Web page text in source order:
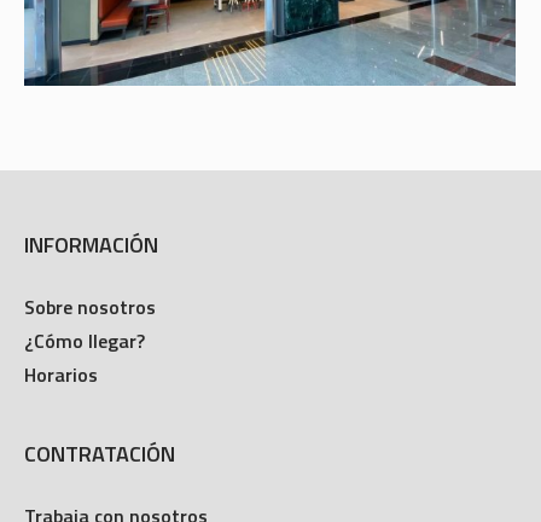
INFORMACIÓN
Sobre nosotros
¿Cómo llegar?
Horarios
CONTRATACIÓN
Trabaja con nosotros